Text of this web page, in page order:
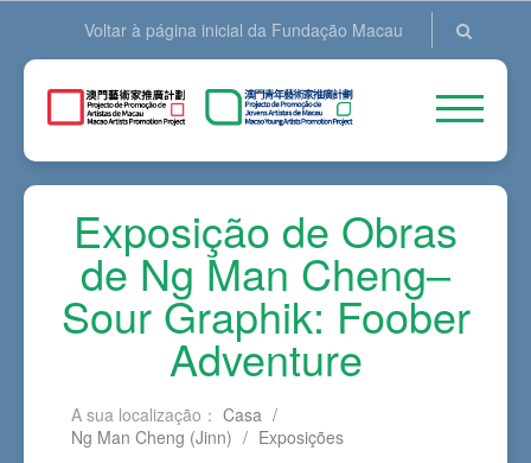
Voltar à página inicial da Fundação Macau
Exposição de Obras
de Ng Man Cheng–
Sour Graphik: Foober
Adventure
A sua localização： Casa /
Ng Man Cheng (Jinn) / Exposições